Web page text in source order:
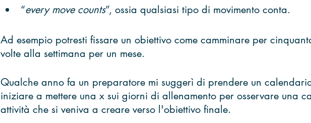
“every move counts”, ossia qualsiasi tipo di movimento conta.
Ad esempio potresti fissare un obiettivo come camminare per
volte alla settimana per un mese.
Qualche anno fa un preparatore mi suggerì di prendere un
iniziare a mettere una x sui giorni di allenamento per osservare una
attività che si veniva a creare verso l'obiettivo finale.